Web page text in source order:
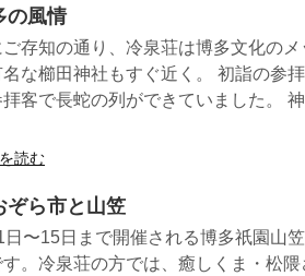
の風情
ご存知の通り、冷泉荘は博多文化の
名な櫛田神社もすぐ近く。 初詣の参
拝客で長蛇の列ができていました。
読む
ぞら市と山笠
日〜15日まで開催される博多祇園山
す。冷泉荘の方では、癒しくま・松